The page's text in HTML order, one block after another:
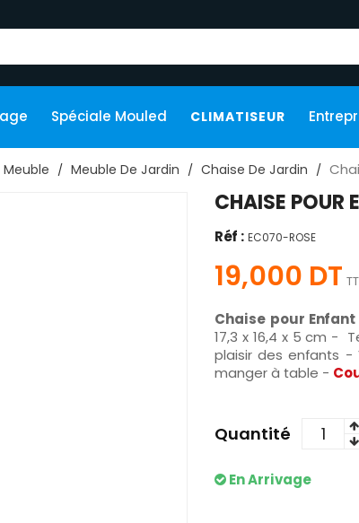
Spéciale Mouled CLIMATISEUR
Meuble Meuble De Jardin Chaise De Jardin
CHAISE POUR
Réf : EC070-ROSE
19,000 DT
Chaise pour Enfant
17,3 x 16,4 x 5 cm -
plaisir des enfants
manger à table -
Quantité
En Arrivage